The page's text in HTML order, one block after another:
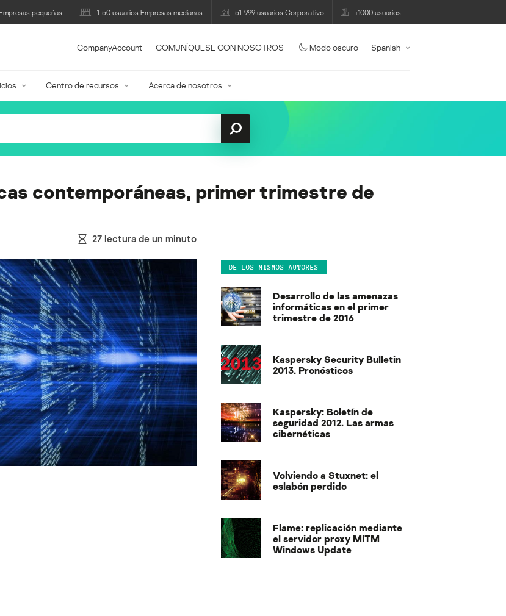
pequeñas 1-50 usuarios Empresas medianas 51-999 usuarios Corporativo +1000 usuarios
CompanyAccount COMUNÍQUESE CON NOSOTROS Modo oscuro Spanish
Centro de recursos Acerca de nosotros
contemporáneas, primer trimestre de
27 lectura de un minuto
DE LOS MISMOS AUTORES
Desarrollo de las amenazas
informáticas en el primer
trimestre de 2016
Kaspersky Security Bulletin
2013. Pronósticos
Kaspersky: Boletín de
seguridad 2012. Las armas
cibernéticas
Volviendo a Stuxnet: el
eslabón perdido
Flame: replicación mediante
el servidor proxy MITM
Windows Update